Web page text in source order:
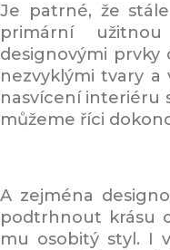
Je patrné, že
primární
designovými prvky
nezvyklými tvary
nasvícení interiéru
můžeme říci
A zejména
podtrhnout krásu
mu osobitý styl. I